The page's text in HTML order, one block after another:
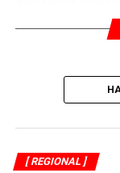
[ REGIONAL ]